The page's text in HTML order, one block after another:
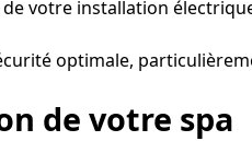
votre installation
optimale,
de votre spa